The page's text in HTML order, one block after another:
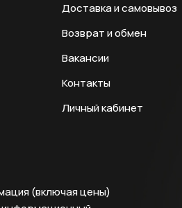
Доставка и самовывоз
Возврат и обмен
Вакансии
Контакты
Личный кабинет
(включая цены)